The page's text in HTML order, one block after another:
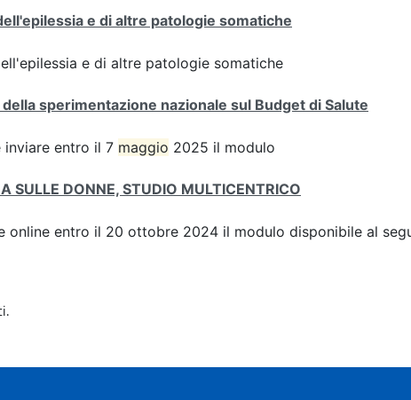
e di altre patologie somatiche
e di altre patologie somatiche
sperimentazione nazionale sul Budget di Salute
inviare entro il 7 maggio 2025 il modulo
SULLE DONNE, STUDIO MULTICENTRICO
online entro il 20 ottobre 2024 il modulo disponibile al